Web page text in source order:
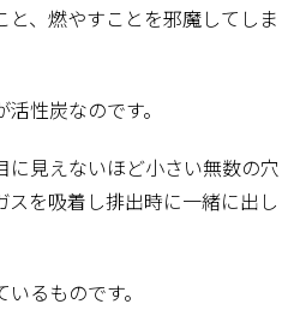
と、燃やすことを邪魔してしま
性炭なのです。
見えないほど小さい無数の穴
を吸着し排出時に一緒に出し
るものです。